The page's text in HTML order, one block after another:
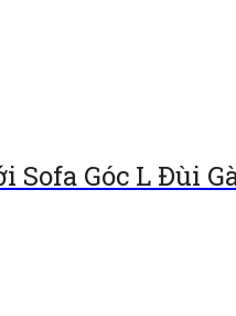
Góc L Đùi